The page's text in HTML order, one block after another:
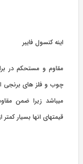
اینه کنسول فایبر
مقاوم و مستحکم در
چوب و فلز های برنجی
میباشد زیرا ضمن
قیمتهای انها بسیار